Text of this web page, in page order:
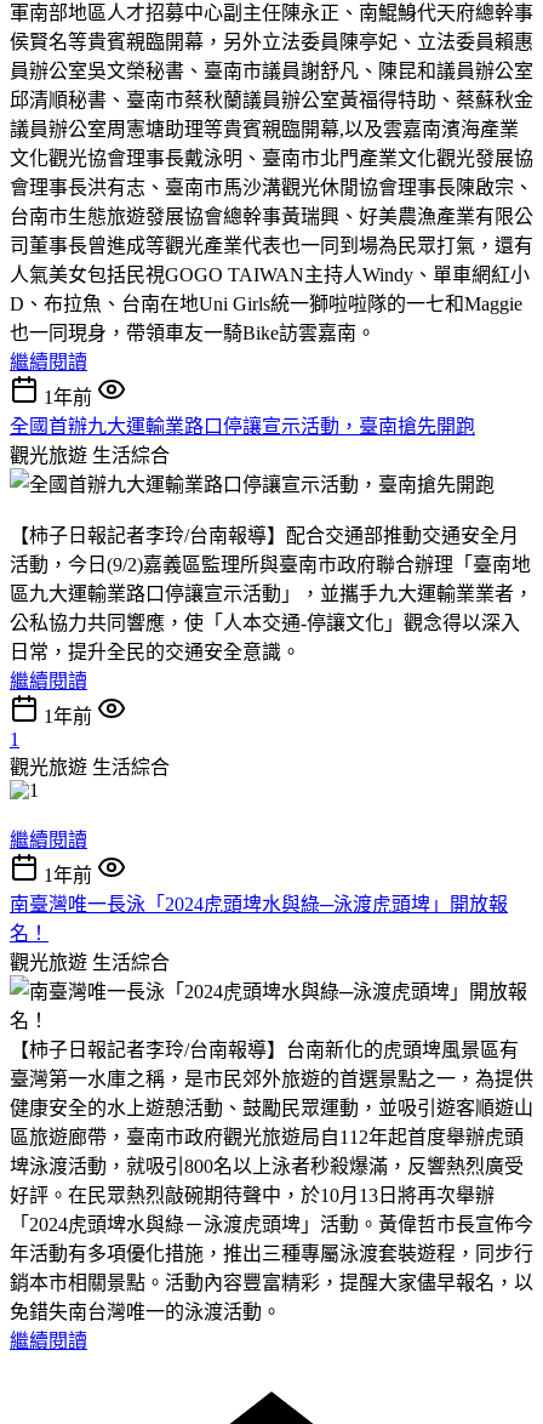
軍南部地區人才招募中心副主任陳永正、南鯤鯓代天府總幹事
侯賢名等貴賓親臨開幕，另外立法委員陳亭妃、立法委員賴惠
員辦公室吳文榮秘書、臺南市議員謝舒凡、陳昆和議員辦公室
邱清順秘書、臺南市蔡秋蘭議員辦公室黃福得特助、蔡蘇秋金
議員辦公室周憲塘助理等貴賓親臨開幕,以及雲嘉南濱海產業
文化觀光協會理事長戴泳明、臺南市北門產業文化觀光發展協
會理事長洪有志、臺南市馬沙溝觀光休閒協會理事長陳啟宗、
台南市生態旅遊發展協會總幹事黃瑞興、好美農漁產業有限公
司董事長曾進成等觀光產業代表也一同到場為民眾打氣，還有
人氣美女包括民視GOGO TAIWAN主持人Windy、單車網紅小
D、布拉魚、台南在地Uni Girls統一獅啦啦隊的一七和Maggie
也一同現身，帶領車友一騎Bike訪雲嘉南。
繼續閱讀
1年前
全國首辦九大運輸業路口停讓宣示活動，臺南搶先開跑
觀光旅遊 生活綜合
【柿子日報記者李玲/台南報導】配合交通部推動交通安全月
活動，今日(9/2)嘉義區監理所與臺南市政府聯合辦理「臺南地
區九大運輸業路口停讓宣示活動」，並攜手九大運輸業業者，
公私協力共同響應，使「人本交通-停讓文化」觀念得以深入
日常，提升全民的交通安全意識。
繼續閱讀
1年前
1
觀光旅遊 生活綜合
繼續閱讀
1年前
南臺灣唯一長泳「2024虎頭埤水與綠─泳渡虎頭埤」開放報
名！
觀光旅遊 生活綜合
【柿子日報記者李玲/台南報導】台南新化的虎頭埤風景區有
臺灣第一水庫之稱，是市民郊外旅遊的首選景點之一，為提供
健康安全的水上遊憩活動、鼓勵民眾運動，並吸引遊客順遊山
區旅遊廊帶，臺南市政府觀光旅遊局自112年起首度舉辦虎頭
埤泳渡活動，就吸引800名以上泳者秒殺爆滿， 反響熱烈廣受
好評。在民眾熱烈敲碗期待聲中，於10月13日將再次舉辦
「2024虎頭埤水與綠－泳渡虎頭埤」活動。黃偉哲市長宣佈今
年活動有多項優化措施，推出三種專屬泳渡套裝遊程，同步行
銷本市相關景點。 活動內容豐富精彩，提醒大家儘早報名，以
免錯失南台灣唯一的泳渡活動。
繼續閱讀